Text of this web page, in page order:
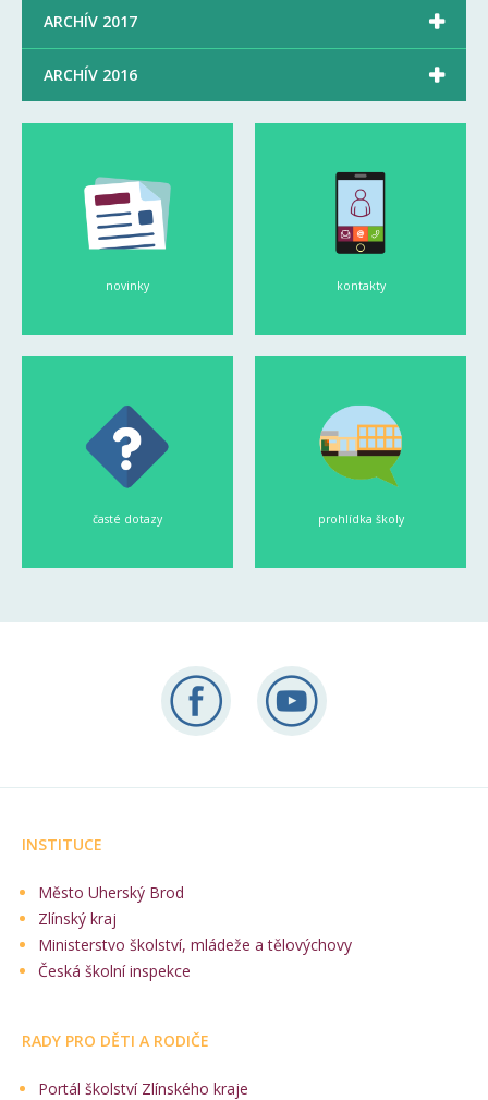
ARCHÍV 2017 
ARCHÍV 2016 
novinky kontakty
časté dotazy prohlídka školy
INSTITUCE
Město Uherský Brod
Zlínský kraj
Ministerstvo školství, mládeže a tělovýchovy
Česká školní inspekce
RADY PRO DĚTI A RODIČE
Portál školství Zlínského kraje